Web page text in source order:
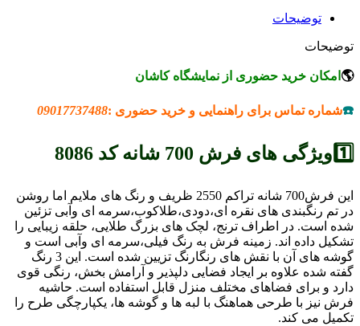
توضیحات
توضیحات
🌎 امکان خرید حضوری از نمایشگاه کاشان
☎️شماره تماس برای راهنمایی و خرید حضوری :09017737488
1️⃣ویژگی های فرش 700 شانه کد 8086
این فرش700 شانه تراکم 2550 ظریف و رنگ های ملایم اما روشن
در تم رنگبندی های نقره ای،دودی،طلاکوب،سرمه ای وآبی تزئین
شده است. در اطراف ترنج، لچک های بزرگ طلایی، حلقه زیبایی را
تشکیل داده اند. زمینه فرش به رنگ فیلی،سرمه ای وآبی است و
گوشه های آن با نقش های رنگارنگ تزیین شده است. این 3 رنگ
گفته شده علاوه بر ایجاد فضایی دلپذیر و آرامش بخش، رنگی قوی
دارد و برای فضاهای مختلف منزل قابل استفاده است. حاشیه
فرش نیز با طرحی هماهنگ با لبه ها و گوشه ها، یکپارچگی طرح را
تکمیل می کند.